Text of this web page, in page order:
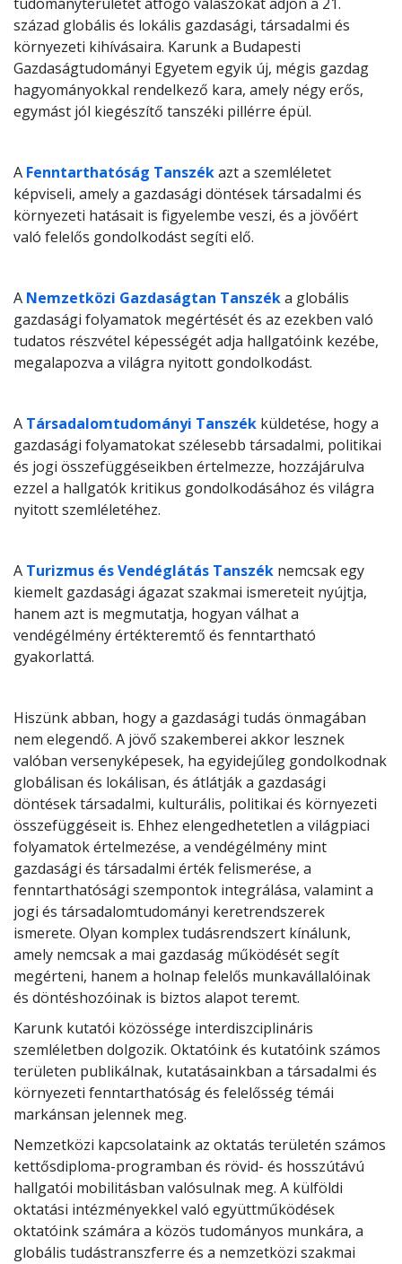
század globális és lokális gazdasági, társadalmi és
környezeti kihívásaira. Karunk a Budapesti
Gazdaságtudományi Egyetem egyik új, mégis gazdag
hagyományokkal rendelkező kara, amely négy erős,
egymást jól kiegészítő tanszéki pillérre épül.
A Fenntarthatóság Tanszékazt a szemléletet
képviseli, amely a gazdasági döntések társadalmi és
környezeti hatásait is figyelembe veszi, és a jövőért
való felelős gondolkodást segíti elő.
A Nemzetközi Gazdaságtan Tanszéka globális
gazdasági folyamatok megértését és az ezekben való
tudatos részvétel képességét adja hallgatóink kezébe,
megalapozva a világra nyitott gondolkodást.
A Társadalomtudományi Tanszék küldetése, hogy a
gazdasági folyamatokat szélesebb társadalmi, politikai
és jogi összefüggéseikben értelmezze, hozzájárulva
ezzel a hallgatók kritikus gondolkodásához és világra
nyitott szemléletéhez.
A Turizmus és Vendéglátás Tanszék nemcsak egy
kiemelt gazdasági ágazat szakmai ismereteit nyújtja,
hanem azt is megmutatja, hogyan válhat a
vendégélmény értékteremtő és fenntartható
gyakorlattá.
Hiszünk abban, hogy a gazdasági tudás önmagában
nem elegendő. A jövő szakemberei akkor lesznek
valóban versenyképesek, ha egyidejűleg gondolkodnak
globálisan és lokálisan, és átlátják a gazdasági
döntések társadalmi, kulturális, politikai és környezeti
összefüggéseit is. Ehhez elengedhetetlen a világpiaci
folyamatok értelmezése, a vendégélmény mint
gazdasági és társadalmi érték felismerése, a
fenntarthatósági szempontok integrálása, valamint a
jogi és társadalomtudományi keretrendszerek
ismerete. Olyan komplex tudásrendszert kínálunk,
amely nemcsak a mai gazdaság működését segít
megérteni, hanem a holnap felelős munkavállalóinak
és döntéshozóinak is biztos alapot teremt.
Karunk kutatói közössége interdiszciplináris
szemléletben dolgozik. Oktatóink és kutatóink számos
területen publikálnak, kutatásainkban a társadalmi és
környezeti fenntarthatóság és felelősség témái
markánsan jelennek meg.
Nemzetközi kapcsolataink az oktatás területén számos
kettősdiploma-programban és rövid- és hosszútávú
hallgatói mobilitásban valósulnak meg. A külföldi
oktatási intézményekkel való együttműködések
oktatóink számára a közös tudományos munkára, a
globális tudástranszferre és a nemzetközi szakmai